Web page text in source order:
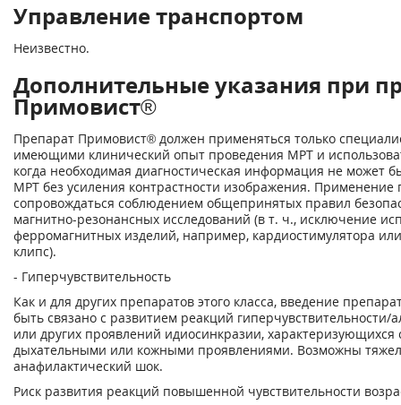
Управление транспортом
Неизвестно.
Дополнительные указания при
Примовист®
Препарат Примовист® должен применяться только
имеющими клинический опыт проведения МРТ и
когда необходимая диагностическая информация не может
МРТ без усиления контрастности изображения. Применение
сопровождаться соблюдением общепринятых правил
магнитно-резонансных исследований (в т. ч., исключение
ферромагнитных изделий, например, кардиостимулятора
клипс).
- Гиперчувствительность
Как и для других препаратов этого класса, введение
быть связано с развитием реакций гиперчувствительности/
или других проявлений идиосинкразии, характеризующихся
дыхательными или кожными проявлениями. Возможны
анафилактический шок.
Риск развития реакций повышенной чувствительности